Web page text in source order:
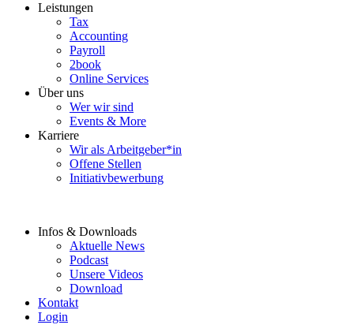
Leistungen
Tax
Accounting
Payroll
2book
Online Services
Über uns
Wer wir sind
Events & More
Karriere
Wir als Arbeitgeber*in
Offene Stellen
Initiativbewerbung
Infos & Downloads
Aktuelle News
Podcast
Unsere Videos
Download
Kontakt
Login